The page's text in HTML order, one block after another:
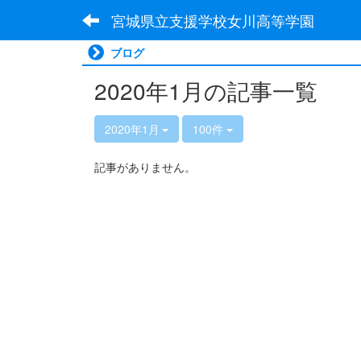
宮城県立支援学校女川高等学園
ブログ
2020年1月の記事一覧
2020年1月 100件
記事がありません。